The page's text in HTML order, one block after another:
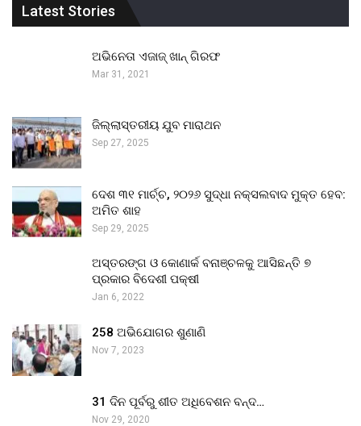
Latest Stories
ଅଭିନେତା ଏଜାଜ୍ ଖାନ୍ ଗିରଫ
Mar 31, 2021
ଜିଲ୍ଲାସ୍ତରୀୟ ଯୁବ ମାରାଥନ
Sep 27, 2025
ଦେଶ ୩୧ ମାର୍ଚ୍ଚ, ୨୦୨୬ ସୁଦ୍ଧା ନକ୍ସଲବାଦ ମୁକ୍ତ ହେବ:
ଅମିତ ଶାହ
Sep 29, 2025
ଅସ୍ତରଙ୍ଗ ଓ କୋଣାର୍କ ବନାଞ୍ଚଳକୁ ଆସିଛନ୍ତି ୭
ପ୍ରକାର ବିଦେଶୀ ପକ୍ଷୀ
Jan 6, 2022
258 ଅଭିଯୋଗର ଶୁଣାଣି
Nov 7, 2023
31 ଦିନ ପୂର୍ବରୁ ଶୀତ ଅଧିବେଶନ ବନ୍ଦ…
Nov 29, 2020